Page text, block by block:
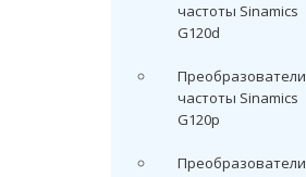
частоты Sinamics
G120d
Преобразователи
частоты Sinamics
G120p
Преобразователи